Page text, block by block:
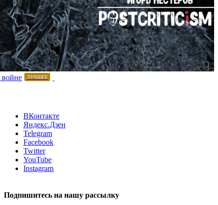
ЛУЧШЕЕ
ВКонтакте
Яндекс.Дзен
Telegram
Facebook
Twitter
YouTube
Instagram
Подпишитесь на нашу рассылку